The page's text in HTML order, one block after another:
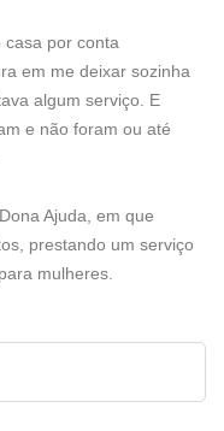
por conta
em me deixar sozinha
algum serviço. E
e não foram ou até
Ajuda, em que
prestando um serviço
mulheres.